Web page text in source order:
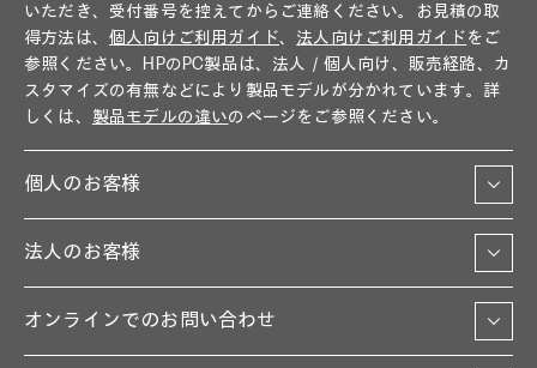
いただき、受付番号を控えてからご連絡ください。お見積の取
得方法は、 個人向けご利用ガイド、 法人向けご利用ガイドをご
参照ください。HPのPC製品は、法人／個人向け、販売経路、カ
スタマイズの有無などにより製品モデルが分かれています。詳
しくは、 製品モデルの違いのページをご参照ください。
個人のお客様
法人のお客様
オンラインでのお問い合わせ